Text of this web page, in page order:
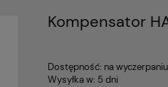
Kompensator
Dostępność: na wyczerpaniu
Wysyłka w: 5 dni